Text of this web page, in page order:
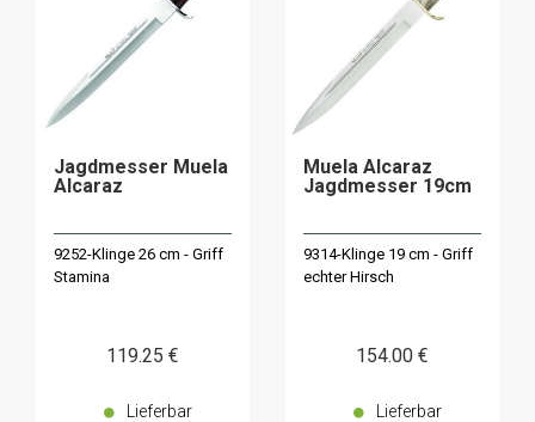
Jagdmesser Muela
Alcaraz
9252-Klinge 26 cm - Griff
Stamina
119.25 €
Lieferbar
Muela Alcaraz
Jagdmesser 19cm
9314-Klinge 19 cm - Griff
echter Hirsch
154.00 €
Lieferbar